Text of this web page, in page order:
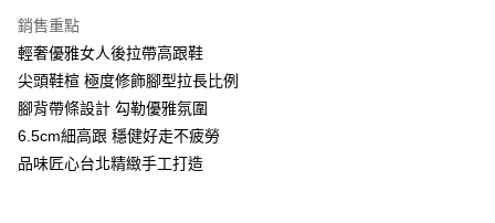
街口支付
悠遊付
AFTEE先享後付
相關說明
銷售重點
輕奢優雅女人後拉帶高跟鞋
尖頭鞋楦 極度修飾腳型拉長比例
腳背帶條設計 勾勒優雅氛圍
6.5cm細高跟 穩健好走不疲勞
品味匠心台北精緻手工打造